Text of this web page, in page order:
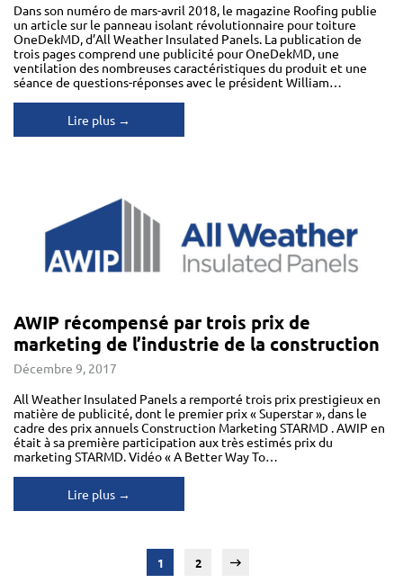
Dans son numéro de mars-avril 2018, le magazine Roofing publie
un article sur le panneau isolant révolutionnaire pour toiture
OneDekMD, d’All Weather Insulated Panels. La publication de
trois pages comprend une publicité pour OneDekMD, une
ventilation des nombreuses caractéristiques du produit et une
séance de questions-réponses avec le président William…
Lire plus →
AWIP récompensé par trois prix de
marketing de l’industrie de la construction
Décembre 9, 2017
All Weather Insulated Panels a remporté trois prix prestigieux en
matière de publicité, dont le premier prix « Superstar », dans le
cadre des prix annuels Construction Marketing STARMD . AWIP en
était à sa première participation aux très estimés prix du
marketing STARMD. Vidéo « A Better Way To…
Lire plus →
1 2 »